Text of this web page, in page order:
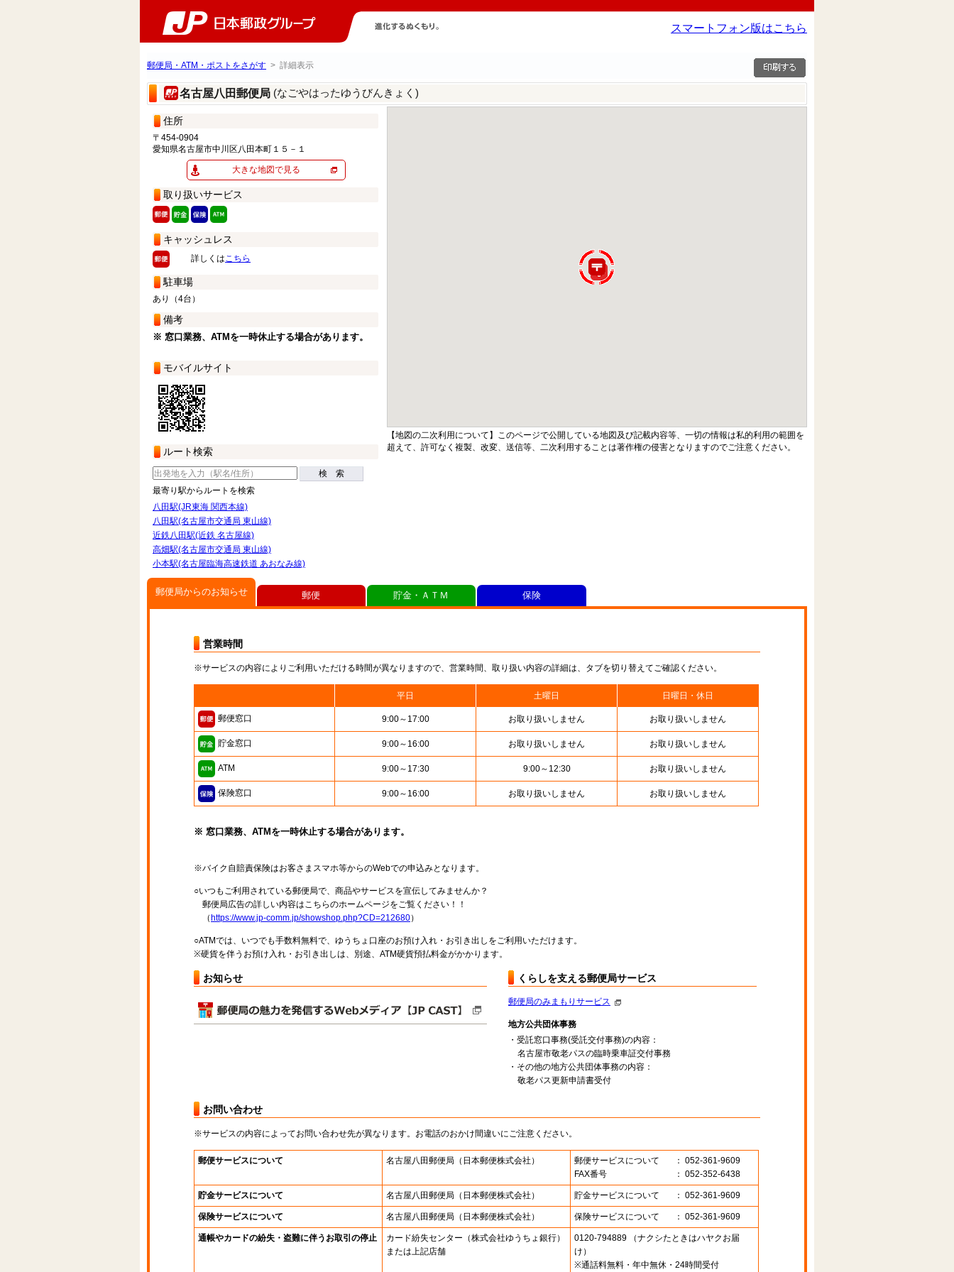
スマートフォン版はこちら
郵便局・ATM・ポストをさがす > 詳細表示
名古屋八田郵便局 (なごやはったゆうびんきょく)
住所
〒454-0904
愛知県名古屋市中川区八田本町１５－１
大きな地図で見る
取り扱いサービス
キャッシュレス
詳しくはこちら
駐車場
あり（4台）
備考
※ 窓口業務、ATMを一時休止する場合があります。
モバイルサイト
ルート検索
検 索
最寄り駅からルートを検索
八田駅(JR東海 関西本線)
八田駅(名古屋市交通局 東山線)
近鉄八田駅(近鉄 名古屋線)
高畑駅(名古屋市交通局 東山線)
小本駅(名古屋臨海高速鉄道 あおなみ線)
【地図の二次利用について】このページで公開している地図及び記載内容等、一切の情報は私的利用の範囲を
超えて、許可なく複製、改変、送信等、二次利用することは著作権の侵害となりますのでご注意ください。
郵便局からのお知らせ
営業時間
※サービスの内容によりご利用いただける時間が異なりますので、営業時間、取り扱い内容の詳細は、タブを切り替えてご確認ください。
平日 土曜日 日曜日・休日
郵便窓口 9:00～17:00 お取り扱いしません お取り扱いしません
貯金窓口 9:00～16:00 お取り扱いしません お取り扱いしません
ATM 9:00～17:30 9:00～12:30 お取り扱いしません
保険窓口 9:00～16:00 お取り扱いしません お取り扱いしません
※ 窓口業務、ATMを一時休止する場合があります。
※バイク自賠責保険はお客さまスマホ等からのWebでの申込みとなります。
○いつもご利用されている郵便局で、商品やサービスを宣伝してみませんか？
郵便局広告の詳しい内容はこちらのホームページをご覧ください！！
（ https://www.jp-comm.jp/showshop.php?CD=212680）
○ATMでは、いつでも手数料無料で、ゆうちょ口座のお預け入れ・お引き出しをご利用いただけます。
※硬貨を伴うお預け入れ・お引き出しは、別途、ATM硬貨預払料金がかかります。
お知らせ くらしを支える郵便局サービス
郵便局のみまもりサービス
地方公共団体事務
・受託窓口事務(受託交付事務)の内容：
名古屋市敬老パスの臨時乗車証交付事務
・その他の地方公共団体事務の内容：
敬老パス更新申請書受付
お問い合わせ
※サービスの内容によってお問い合わせ先が異なります。お電話のおかけ間違いにご注意ください。
郵便サービスについて 名古屋八田郵便局 （日本郵便株式会社） 郵便サービスについて
： 052-361-9609
FAX番号
： 052-352-6438
貯金サービスについて 名古屋八田郵便局 （日本郵便株式会社） 貯金サービスについて ： 052-361-9609
保険サービスについて 名古屋八田郵便局 （日本郵便株式会社） 保険サービスについて ： 052-361-9609
通帳やカードの紛失・盗難に伴うお取引の停止 カード紛失センター （株式会社ゆうちょ銀行）
または上記店舗
0120-794889 （ナクシたときはハヤクお届
け）
※通話料無料・年中無休・24時間受付
郵便 貯金・ＡＴＭ 保険